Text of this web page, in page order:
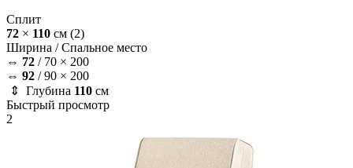
Сплит
72 × 110 см (2)
Ширина /Спальное место
⇔ 72 / 70 × 200
⇔ 92 /90 × 200
⇕ Глубина 110 см
Быстрый просмотр
2